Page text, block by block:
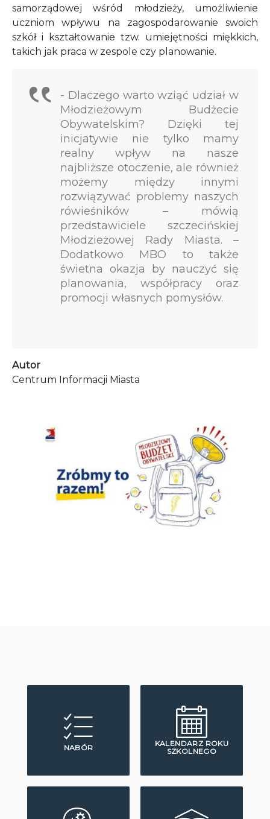
samorządowej wśród młodzieży, umożliwienie
uczniom wpływu na zagospodarowanie swoich
szkół i kształtowanie tzw. umiejętności miękkich,
takich jak praca w zespole czy planowanie.
- Dlaczego warto wziąć udział w
Młodzieżowym Budżecie
Obywatelskim? Dzięki tej
inicjatywie nie tylko mamy
realny wpływ na nasze
najbliższe otoczenie, ale również
możemy między innymi
rozwiązywać problemy naszych
rówieśników – mówią
przedstawiciele szczecińskiej
Młodzieżowej Rady Miasta. –
Dodatkowo MBO to także
świetna okazja by nauczyć się
planowania, współpracy oraz
promocji własnych pomysłów.
Autor
Centrum Informacji Miasta
NABÓR
KALENDARZ ROKU
SZKOLNEGO